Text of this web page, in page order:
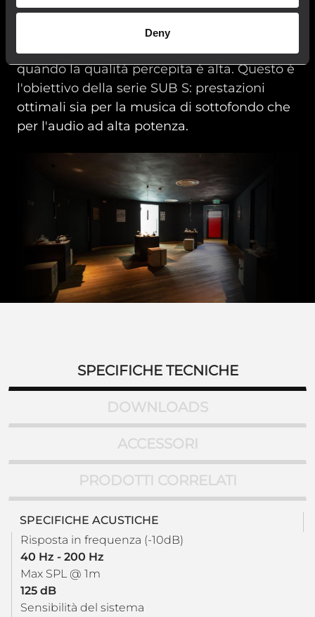
Deny
La musica coinvolge i tuoi clienti e migliora
l'ospitalità dei tuoi locali, specialmente
quando la qualità percepita è alta. Questo è
l'obiettivo della serie SUB S: prestazioni
ottimali sia per la musica di sottofondo che
per l'audio ad alta potenza.
SPECIFICHE TECNICHE
DOWNLOADS
ACCESSORI
PRODOTTI CORRELATI
SPECIFICHE ACUSTICHE
Risposta in frequenza (-10dB)
40 Hz - 200 Hz
Max SPL @ 1m
125 dB
Sensibilità del sistema